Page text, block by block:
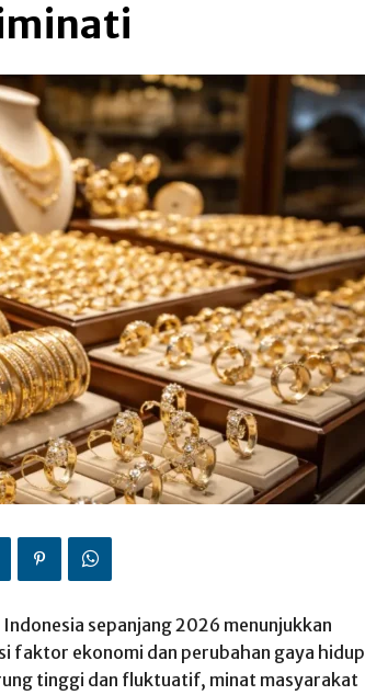
sepanjang 2026 menunjukkan
faktor ekonomi dan perubahan gaya hidup
tinggi dan fluktuatif, minat masyarakat